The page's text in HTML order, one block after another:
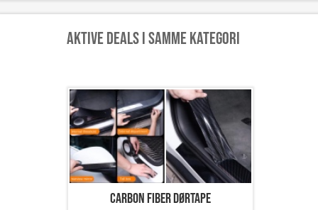
Aktive deals i samme kategori
Carbon Fiber Dørtape